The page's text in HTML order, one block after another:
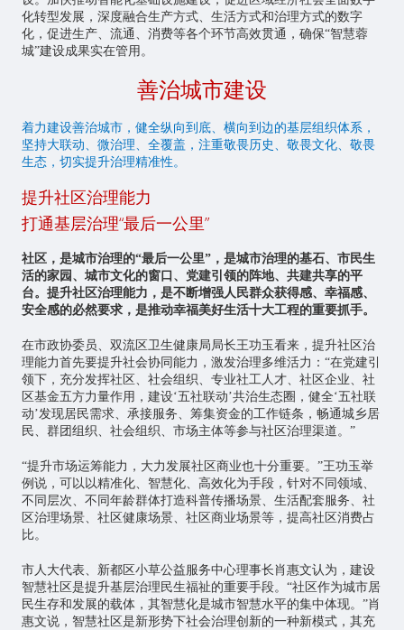
化转型发展，深度融合生产方式、生活方式和治理方式的数字
化，促进生产、流通、消费等各个环节高效贯通，确保“智慧蓉
城”建设成果实在管用。
善治城市建设
着力建设善治城市，健全纵向到底、横向到边的基层组织体系，
坚持大联动、微治理、全覆盖，注重敬畏历史、敬畏文化、敬畏
生态，切实提升治理精准性。
提升社区治理能力
打通基层治理“最后一公里”
社区，是城市治理的“最后一公里”，是城市治理的基石、市民生
活的家园、城市文化的窗口、党建引领的阵地、共建共享的平
台。提升社区治理能力，是不断增强人民群众获得感、幸福感、
安全感的必然要求，是推动幸福美好生活十大工程的重要抓手。
在市政协委员、双流区卫生健康局局长王功玉看来，提升社区治
理能力首先要提升社会协同能力，激发治理多维活力：“在党建引
领下，充分发挥社区、社会组织、专业社工人才、社区企业、社
区基金五方力量作用，建设‘五社联动’共治生态圈，健全‘五社联
动’发现居民需求、承接服务、筹集资金的工作链条，畅通城乡居
民、群团组织、社会组织、市场主体等参与社区治理渠道。”
“提升市场运筹能力，大力发展社区商业也十分重要。”王功玉举
例说，可以以精准化、智慧化、高效化为手段，针对不同领域、
不同层次、不同年龄群体打造科普传播场景、生活配套服务、社
区治理场景、社区健康场景、社区商业场景等，提高社区消费占
比。
市人大代表、新都区小草公益服务中心理事长肖惠文认为，建设
智慧社区是提升基层治理民生福祉的重要手段。“社区作为城市居
民生存和发展的载体，其智慧化是城市智慧水平的集中体现。”肖
惠文说，智慧社区是新形势下社会治理创新的一种新模式，其充